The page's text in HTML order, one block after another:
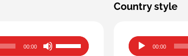
00:00
Country style
Lecteur
audio
00:00